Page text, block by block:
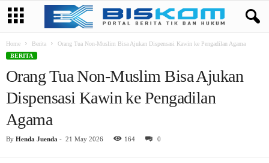
Home Berita
Orang Tua Non-Muslim Bisa Ajukan Dispensasi Kawin ke Pengadilan Agama
BERITA
Orang Tua Non-Muslim Bisa Ajukan
Dispensasi Kawin ke Pengadilan
Agama
By Henda Juenda - 21 May 2026 164 0